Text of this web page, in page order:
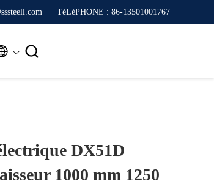
TéLéPHONE : 86-13501001767

DX51D
1000 mm 1250